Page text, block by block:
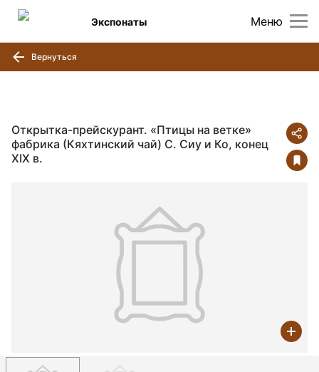
Меню
Экспонаты
Вернуться
Открытка-прейскурант. «Птицы на ветке»
фабрика (Кяхтинский чай) С. Сиу и Ко, конец
XIX в.